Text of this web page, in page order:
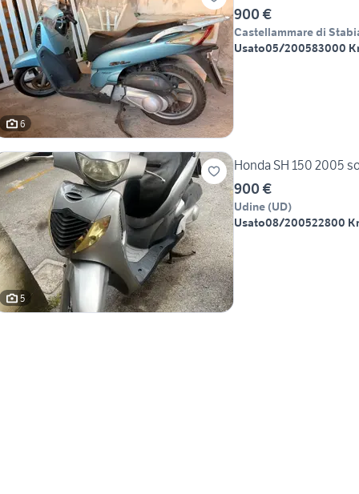
6
900 €
Castellammare di
Usato05/200583000
5
Honda SH 150 2005
900 €
Udine (UD)
Usato08/200522800